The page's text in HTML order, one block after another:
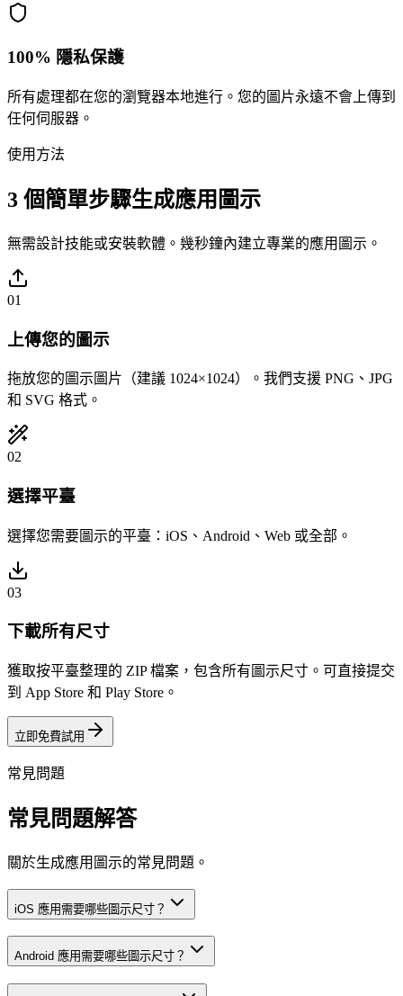
100% 隱私保護
所有處理都在您的瀏覽器本地進行。您的圖片永遠不會上傳到
任何伺服器。
使用方法
3 個簡單步驟生成應用圖示
無需設計技能或安裝軟體。幾秒鐘內建立專業的應用圖示。
01
上傳您的圖示
拖放您的圖示圖片（建議 1024×1024）。我們支援 PNG、JPG
和 SVG 格式。
02
選擇平臺
選擇您需要圖示的平臺：iOS、Android、Web 或全部。
03
下載所有尺寸
獲取按平臺整理的 ZIP 檔案，包含所有圖示尺寸。可直接提交
到 App Store 和 Play Store。
立即免費試用
常見問題
常見問題解答
關於生成應用圖示的常見問題。
iOS 應用需要哪些圖示尺寸？
Android 應用需要哪些圖示尺寸？